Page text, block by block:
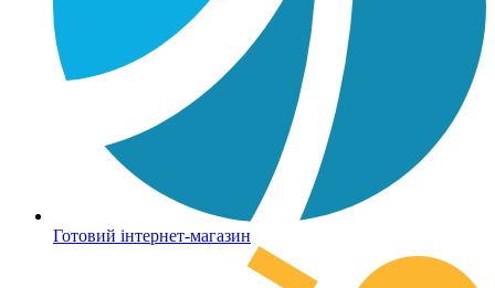
Готовий інтернет-магазин